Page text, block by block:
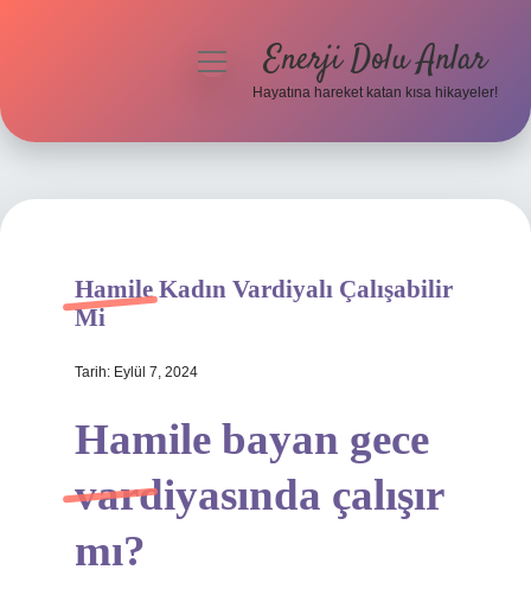
Hakkımızda
menüyüEnerji Dolu Anlar
Hayatına hareket katan kısa hikayeler!
Hamile Kadın Vardiyalı Çalışabilir
Mi
Tarih: Eylül 7, 2024
Hamile bayan gece
vardiyasında çalışır
mı?